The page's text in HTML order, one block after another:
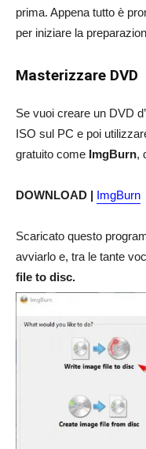
prima. Appena tutto è
per iniziare la
Masterizzare DVD
Se vuoi creare un DVD
ISO sul PC e poi
gratuito come ImgBurn,
DOWNLOAD | ImgBurn
Scaricato questo
avviarlo e, tra le tante
file to disc.